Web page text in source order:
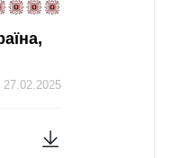
27.02.2025